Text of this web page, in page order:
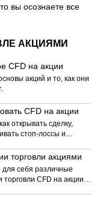
вы осознаете все
АКЦИЯМИ
CFD на акции
акций и то, как они
CFD на акции
открывать сделку,
стоп-лоссы и
торговли акциями
для себя различные
торговли CFD на акции,